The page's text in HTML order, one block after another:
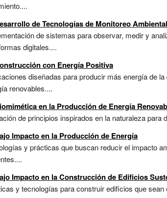
de Tecnologías de Monitoreo Ambiental
de sistemas para observar, medir y
digitales....
con Energía Positiva
diseñadas para producir más energía de
renovables....
en la Producción de Energía
de principios inspirados en la naturaleza
Impacto en la Producción de Energía
y prácticas que buscan reducir el impacto
Impacto en la Construcción de Edificios
y tecnologías para construir edificios que